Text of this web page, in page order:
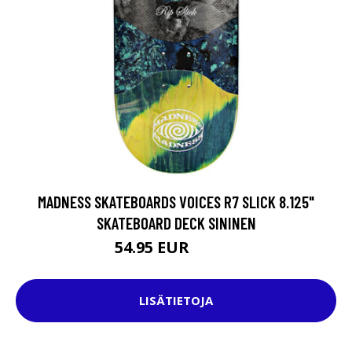
MADNESS SKATEBOARDS VOICES R7 SLICK 8.125"
SKATEBOARD DECK SININEN
54.95 EUR
LISÄTIETOJA